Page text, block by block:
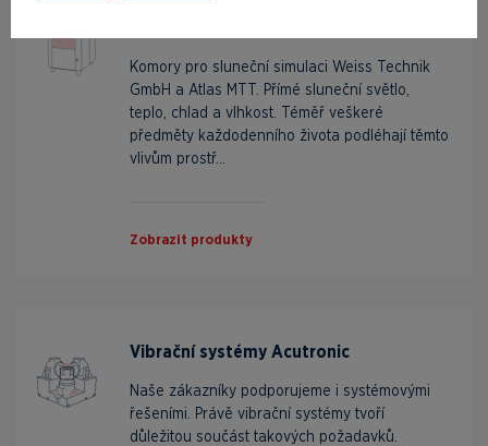
Komory pro sluneční simulaci Weiss Technik
GmbH a Atlas MTT. Přímé sluneční světlo,
teplo, chlad a vlhkost. Téměř veškeré
předměty každodenního života podléhají těmto
vlivům prostř...
Zobrazit produkty
Vibrační systémy Acutronic
Naše zákazníky podporujeme i systémovými
řešeními. Právě vibrační systémy tvoří
důležitou součást takových požadavků.